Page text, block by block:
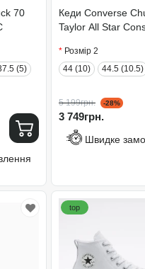
70
(5)
Кеди Converse
Taylor All Star
Розмір 2
44 (10)
44.5 (10.5)
5 199грн. -28%
3 749грн.
Швидке
top